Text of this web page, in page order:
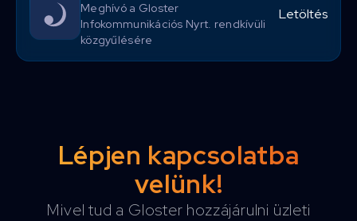
Meghívó a Gloster
Infokommunikációs Nyrt. rendkívüli
közgyűlésére
Letöltés
Lépjen kapcsolatba
velünk!
Mivel tud a Gloster hozzájárulni üzleti